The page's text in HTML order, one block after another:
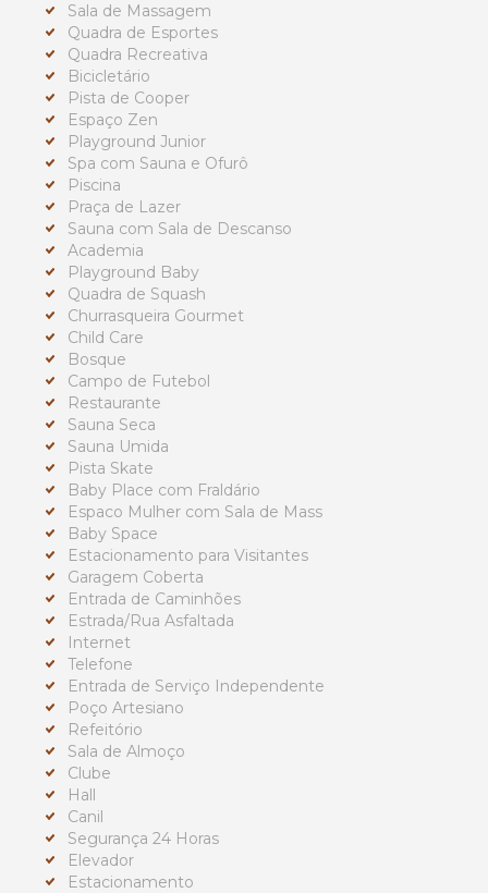
Sala de Massagem
Quadra de Esportes
Quadra Recreativa
Bicicletário
Pista de Cooper
Espaço Zen
Playground Junior
Spa com Sauna e Ofurô
Piscina
Praça de Lazer
Sauna com Sala de Descanso
Academia
Playground Baby
Quadra de Squash
Churrasqueira Gourmet
Child Care
Bosque
Campo de Futebol
Restaurante
Sauna Seca
Sauna Umida
Pista Skate
Baby Place com Fraldário
Espaco Mulher com Sala de Mass
Baby Space
Estacionamento para Visitantes
Garagem Coberta
Entrada de Caminhões
Estrada/Rua Asfaltada
Internet
Telefone
Entrada de Serviço Independente
Poço Artesiano
Refeitório
Sala de Almoço
Clube
Hall
Canil
Segurança 24 Horas
Elevador
Estacionamento